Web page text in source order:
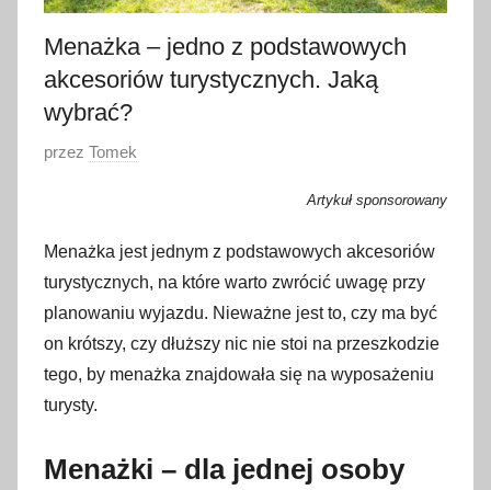
Menażka – jedno z podstawowych
akcesoriów turystycznych. Jaką
wybrać?
O
i
k
o
w
a
o
przez Tomek
Artykuł sponsorowany
Menażka jest jednym z podstawowych akcesoriów
turystycznych, na które warto zwrócić uwagę przy
planowaniu wyjazdu. Nieważne jest to, czy ma być
on krótszy, czy dłuższy nic nie stoi na przeszkodzie
tego, by menażka znajdowała się na wyposażeniu
turysty.
Menażki – dla jednej osoby